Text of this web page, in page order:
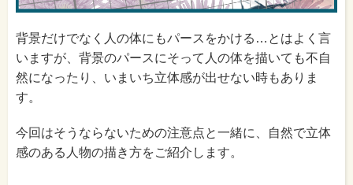
背景だけでなく人の体にもパースをかける…とはよく言
いますが、背景のパースにそって人の体を描いても不自
然になったり、いまいち立体感が出せない時もありま
す。
今回はそうならないための注意点と一緒に、自然で立体
感のある人物の描き方をご紹介します。